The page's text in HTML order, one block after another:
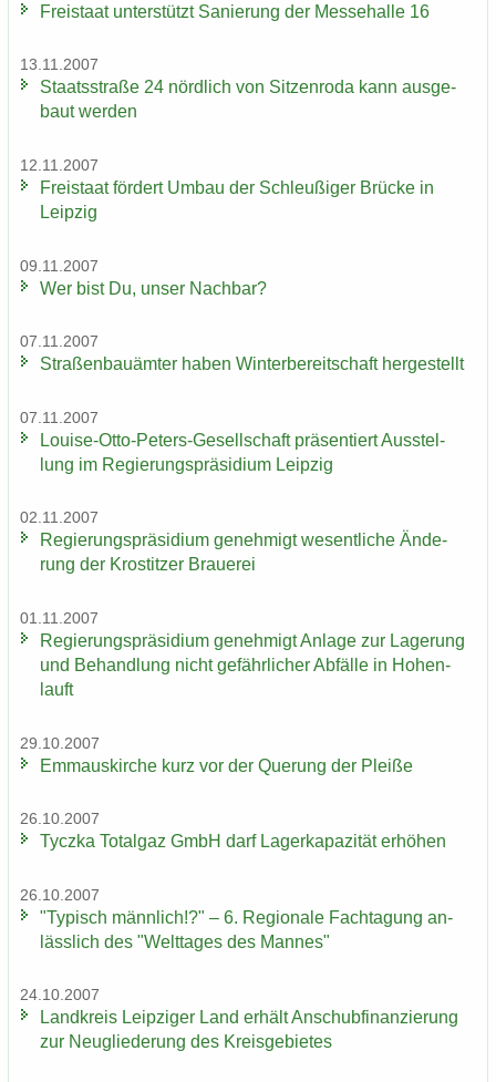
Frei­staat un­ter­stützt Sa­nie­rung der Mes­se­hal­le 16
13.11.2007
Staats­stra­ße 24 nörd­lich von Sit­zen­ro­da kann aus­ge­
baut wer­den
12.11.2007
Frei­staat för­dert Umbau der Schleu­ßi­ger Brü­cke in
Leip­zig
09.11.2007
Wer bist Du, unser Nach­bar?
07.11.2007
Stra­ßen­bau­äm­ter haben Win­ter­be­reit­schaft her­ge­stellt
07.11.2007
Louise-​Otto-Peters-Gesellschaft prä­sen­tiert Aus­stel­
lung im Re­gie­rungs­prä­si­di­um Leip­zig
02.11.2007
Re­gie­rungs­prä­si­di­um ge­neh­migt we­sent­li­che Än­de­
rung der Krostit­zer Braue­rei
01.11.2007
Re­gie­rungs­prä­si­di­um ge­neh­migt An­la­ge zur La­ge­rung
und Be­hand­lung nicht ge­fähr­li­cher Ab­fäl­le in Ho­hen­
lauft
29.10.2007
Em­ma­us­kir­che kurz vor der Que­rung der Plei­ße
26.10.2007
Ty­cz­ka To­t­al­gaz GmbH darf La­ger­ka­pa­zi­tät er­hö­hen
26.10.2007
"Ty­pisch männ­lich!?" – 6. Re­gio­na­le Fach­ta­gung an­
läss­lich des "Welt­ta­ges des Man­nes"
24.10.2007
Land­kreis Leip­zi­ger Land er­hält An­schub­fi­nan­zie­rung
zur Neu­glie­de­rung des Kreis­ge­bie­tes